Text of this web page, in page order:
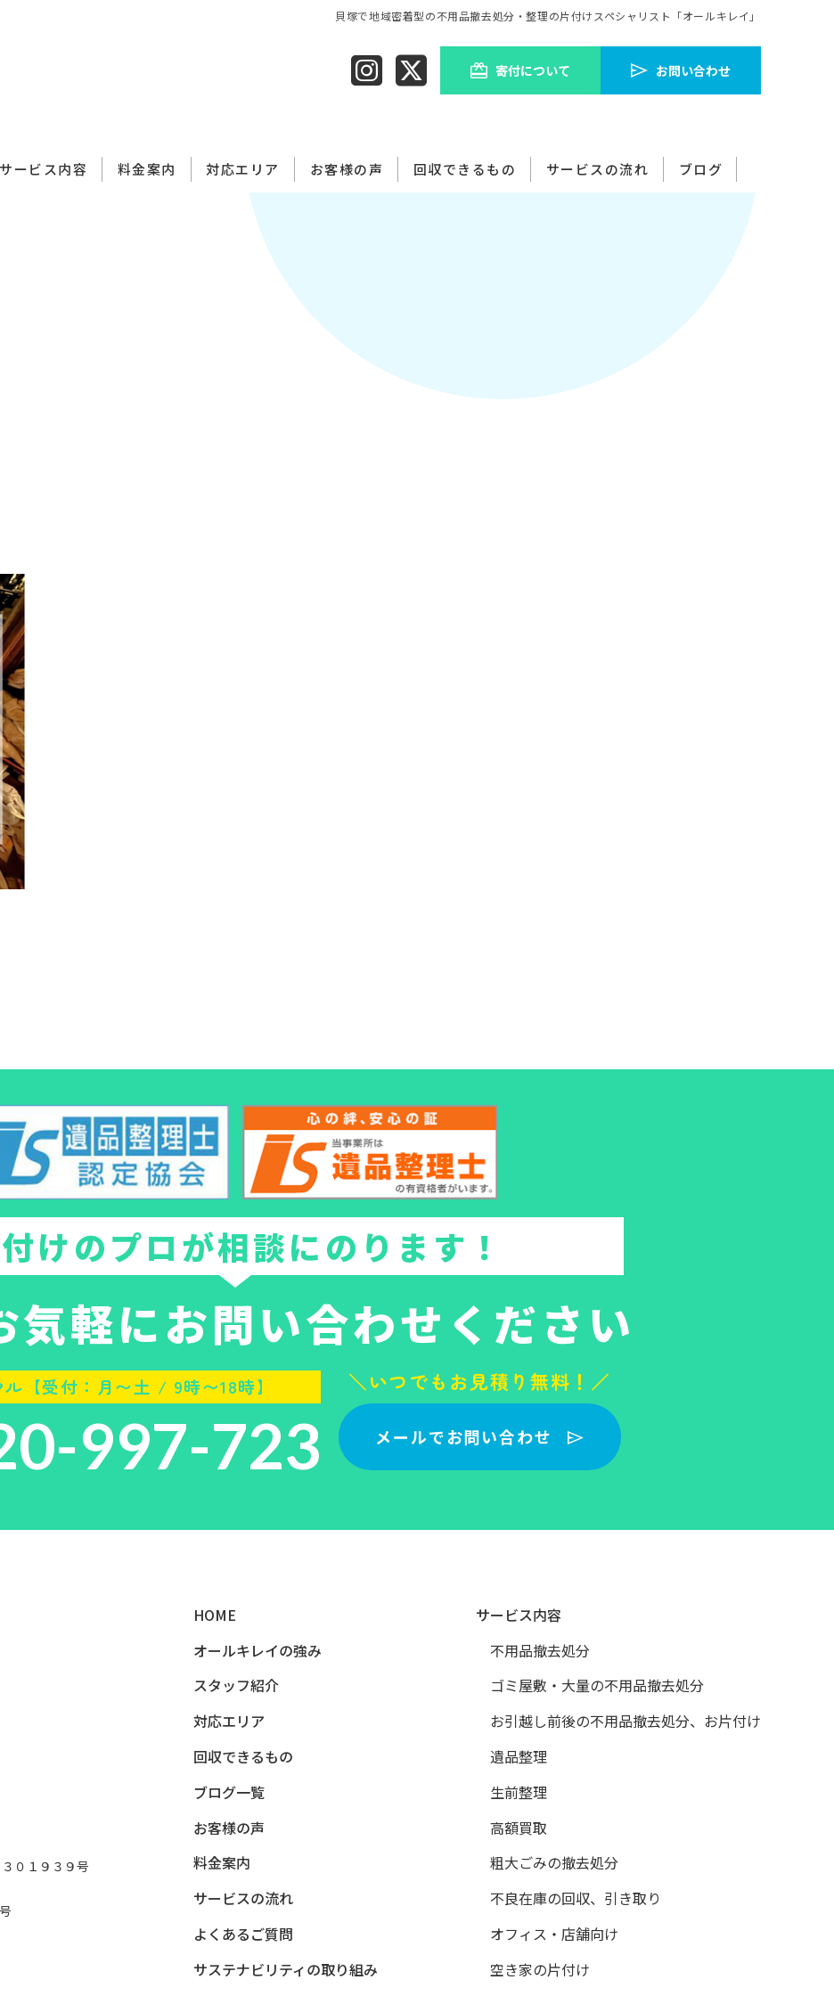
貝塚で地域密着型の不用品撤去処分・整理の片付けスペシャリスト「オールキレイ」
寄付について​ お問い合わせ
サービス内容 料金案内​ 対応エリア お客様の声 回収できるもの​ サービスの流れ​ ブログ
けのプロが相談にのります！
気軽にお問い合わせください
【受付：月〜土 / 9時〜18時】
997-723
＼いつでもお見積り無料！／
メールでお問い合わせ
０１９３９号
HOME
オールキレイの強み​
スタッフ紹介​
対応エリア​
回収できるもの​
ブログ一覧​
お客様の声
料金案内
サービスの流れ​
よくあるご質問​
サステナビリティの取り組み​
サービス内容
不用品撤去処分
ゴミ屋敷・大量の不用品撤去処分
お引越し前後の不用品撤去処分、お片付け
遺品整理
生前整理
高額買取
粗大ごみの撤去処分
不良在庫の回収、引き取り
オフィス・店舗向け
空き家の片付け